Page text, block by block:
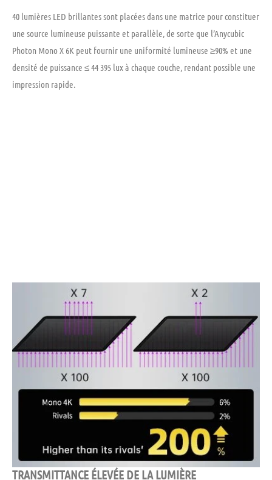
40 lumières LED brillantes sont placées dans une matrice pour constituer
une source lumineuse puissante et parallèle, de sorte que l’Anycubic
Photon Mono X 6K peut fournir une uniformité lumineuse ≥90% et une
densité de puissance ≤ 44 395 lux à chaque couche, rendant possible une
impression rapide.
TRANSMITTANCE ÉLEVÉE DE LA LUMIÈRE